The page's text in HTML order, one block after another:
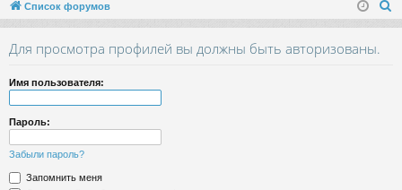
ы ум д ис
Список форумов
Для просмотра профилей вы должны быть авторизованы.
Имя пользователя:
Пароль:
Забыли пароль?
Запомнить меня